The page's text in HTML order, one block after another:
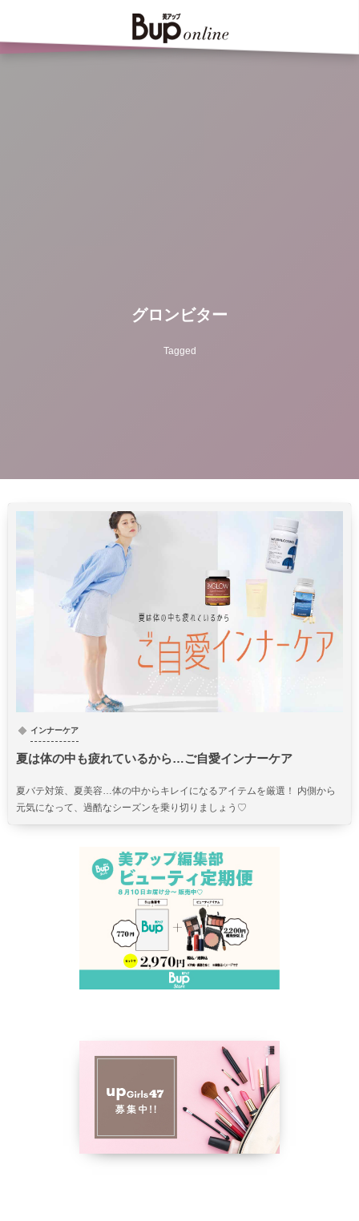
グロンビター
Tagged
インナーケア
夏は体の中も疲れているから…ご自愛インナーケア
夏バテ対策、夏美容…体の中からキレイになるアイテムを厳選！ 内側から
元気になって、過酷なシーズンを乗り切りましょう♡